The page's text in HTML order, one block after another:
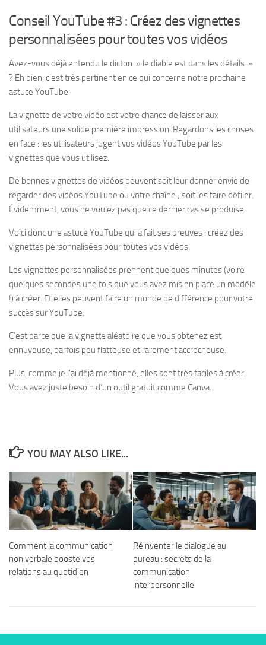
Conseil YouTube #3 : Créez des vignettes
personnalisées pour toutes vos vidéos
Avez-vous déjà entendu le dicton » le diable est dans les détails »
? Eh bien, c’est très pertinent en ce qui concerne notre prochaine
astuce YouTube.
La vignette de votre vidéo est votre chance de laisser aux
utilisateurs une solide première impression. Regardons les choses
en face : les utilisateurs jugent vos vidéos YouTube par les
vignettes que vous utilisez.
De bonnes vignettes de vidéos peuvent soit leur donner envie de
regarder des vidéos YouTube ou votre chaîne ; soit les faire défiler.
Évidemment, vous ne voulez pas que ce dernier cas se produise.
Voici donc une astuce YouTube qui a fait ses preuves : créez des
vignettes personnalisées pour toutes vos vidéos.
Les vignettes personnalisées prennent quelques minutes (voire
quelques secondes une fois que vous avez mis en place un modèle
!) à créer. Et elles peuvent faire un monde de différence pour votre
succès sur YouTube.
C’est parce que la vignette aléatoire que vous obtenez est
ennuyeuse, parfois peu flatteuse et rarement accrocheuse.
Plus, comme je l’ai déjà mentionné, elles sont très faciles à créer.
Vous avez juste besoin d’un outil gratuit comme Canva.
YOU MAY ALSO LIKE...
Comment la communication
non verbale booste vos
relations au quotidien
Réinventer le dialogue au
bureau : secrets de la
communication
interpersonnelle